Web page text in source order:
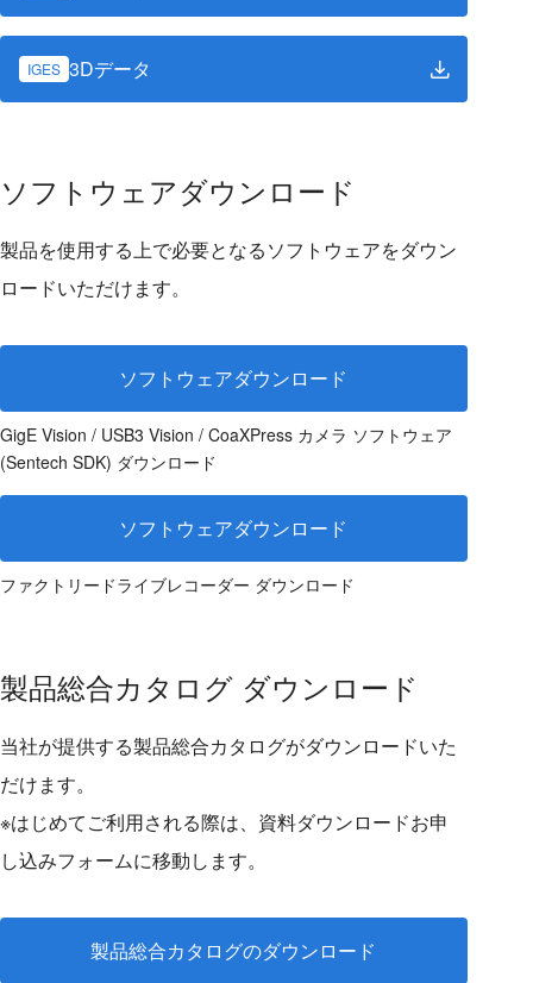
IGES 3Dデータ
ソフトウェアダウンロード
製品を使用する上で必要となるソフトウェアをダウン
ロードいただけます。
ソフトウェアダウンロード
GigE Vision / USB3 Vision / CoaXPress カメラ ソフトウェア
(Sentech SDK) ダウンロード
ソフトウェアダウンロード
ファクトリードライブレコーダー ダウンロード
製品総合カタログ ダウンロード
当社が提供する製品総合カタログがダウンロードいた
だけます。
※はじめてご利用される際は、資料ダウンロードお申
し込みフォームに移動します。
製品総合カタログのダウンロード